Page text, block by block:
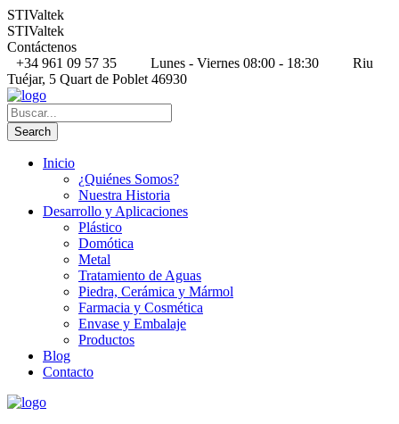
STIValtek
STIValtek
Contáctenos
+34 961 09 57 35
Lunes - Viernes 08:00 - 18:30
Riu
Tuéjar, 5 Quart de Poblet 46930
Inicio
¿Quiénes Somos?
Nuestra Historia
Desarrollo y Aplicaciones
Plástico
Domótica
Metal
Tratamiento de Aguas
Piedra, Cerámica y Mármol
Farmacia y Cosmética
Envase y Embalaje
Productos
Blog
Contacto